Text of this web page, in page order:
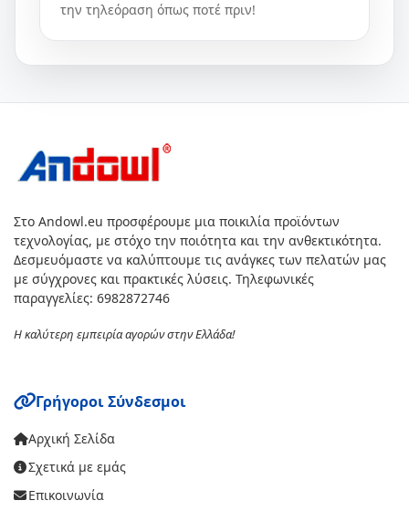
την τηλεόραση όπως ποτέ πριν!
Στο Andowl.eu προσφέρουμε μια ποικιλία προϊόντων
τεχνολογίας, με στόχο την ποιότητα και την ανθεκτικότητα.
Δεσμευόμαστε να καλύπτουμε τις ανάγκες των πελατών μας
με σύγχρονες και πρακτικές λύσεις. Τηλεφωνικές
παραγγελίες: 6982872746
Η καλύτερη εμπειρία αγορών στην Ελλάδα!
Γρήγοροι Σύνδεσμοι
Αρχική Σελίδα
Σχετικά με εμάς
Επικοινωνία